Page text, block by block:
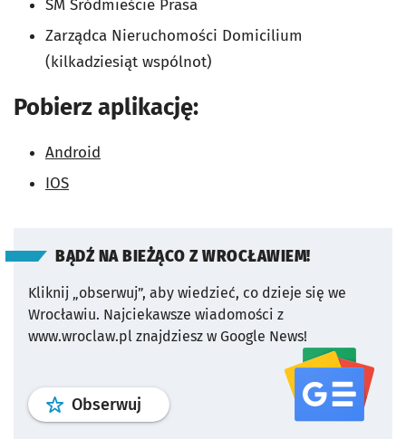
SM Śródmieście Prasa
Zarządca Nieruchomości Domicilium
(kilkadziesiąt wspólnot)
Pobierz aplikację:
Android
IOS
BĄDŹ NA BIEŻĄCO Z WROCŁAWIEM!
Kliknij „obserwuj”, aby wiedzieć, co dzieje się we
Wrocławiu. Najciekawsze wiadomości z
www.wroclaw.pl znajdziesz w Google News!
Obserwuj profil serwisu